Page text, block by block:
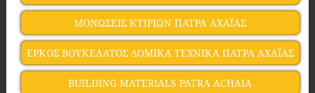
ΜΟΝΩΣΕΙΣ ΚΤΙΡΙΩΝ ΠΑΤΡΑ ΑΧΑΪΑΣ
ΕΡΚΟΣ ΒΟΥΚΕΛΑΤΟΣ ΔΟΜΙΚΑ ΤΕΧΝΙΚΑ ΠΑΤΡΑ ΑΧΑΪΑΣ
BUILDING MATERIALS PATRA ACHAIA